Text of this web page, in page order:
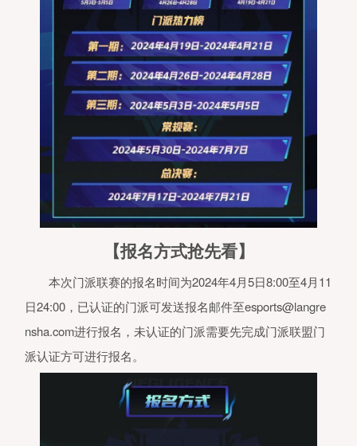
【报名方式抢先看】
本次门派联赛的报名时间为2024年4月5日8:00至4月11
日24:00，已认证的门派可发送报名邮件至esports@langre
nsha.com进行报名，未认证的门派需要先完成门派联盟门
派认证方可进行报名。
1、本产品是一款多人语音逻辑推理
机游戏软件，适用于年满16周岁及
的用户，建议未成年人在家长监护
用软件产品。我们鼓励家长根据未
人的实际情况管理其行为，家长可
注“网易家长关爱平台”微信公众号
打官方客服电话95163611或者登录
家长关爱平台
（https://jiazhang.gm.163.com/convoy/
查看具体指引。
的架空时代为故事背景，无基于历
淆。画面色彩鲜明、配乐明快，玩
及逻辑推理能力，鼓励用户通过思
沟通去完成目标。产品中有基于语
文字、图片的陌生人社交系统，但
人的用户将接受以下管理：
分玩法和道具需要付费。未满8周岁
用户不能付费；8周岁以上未满16周
的未成年人用户，单次充值金额不